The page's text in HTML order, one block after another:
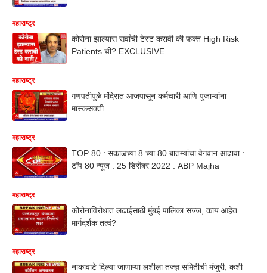
महाराष्ट्र
कोरोना झाल्यास सर्वांची टेस्ट करावी की फक्त High Risk
Patients ची? EXCLUSIVE
महाराष्ट्र
गणपतीपुळे मंदिरात आजपासून कर्मचारी आणि पुजाऱ्यांना
मास्कसक्ती
महाराष्ट्र
TOP 80 : सकाळच्या 8 च्या 80 बातम्यांचा वेगवान आढावा :
टॉप 80 न्यूज : 25 डिसेंबर 2022 : ABP Majha
महाराष्ट्र
कोरोनाविरोधात लढाईसाठी मुंबई पालिका सज्ज, काय आहेत
मार्गदर्शक तत्वं?
महाराष्ट्र
नाकावाटे दिल्या जाणाऱ्या लशीला तज्ज्ञ समितीची मंजुरी, कशी